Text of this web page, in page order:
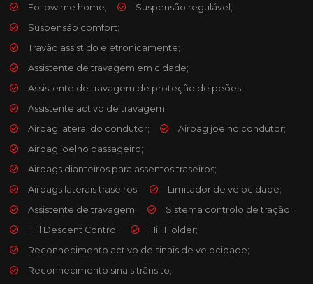
Follow me home;
Suspensão regulável;
Suspensão comfort;
Travão assistido eletronicamente;
Assistente de travagem em cidade;
Assistente de travagem de proteção de peões;
Assistente activo de travagem;
Airbag lateral do condutor;
Airbag joelho condutor;
Airbag joelho passageiro;
Airbags dianteiros para assentos traseiros;
Airbags laterais traseiros;
Limitador de velocidade;
Assistente de travagem;
Sistema controlo de tração;
Hill Descent Control;
Hill Holder;
Reconhecimento activo de sinais de velocidade;
Reconhecimento sinais trânsito;